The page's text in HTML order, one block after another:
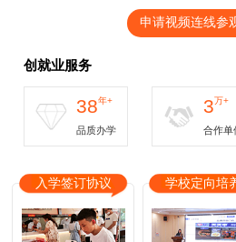
申请视频连线参
创就业服务
38年+
品质办学
3万+
合作单
入学签订协议 学校定向培